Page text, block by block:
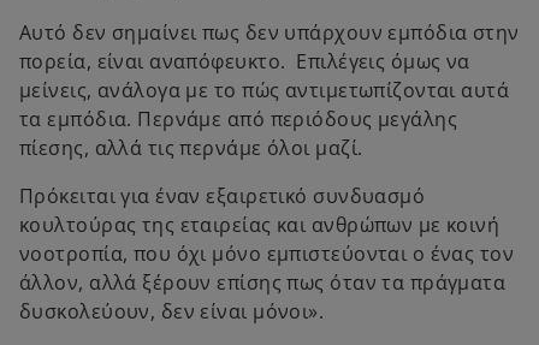
Αυτό δεν σημαίνει πως δεν υπάρχουν εμπόδια στην
πορεία, είναι αναπόφευκτο. Επιλέγεις όμως να
μείνεις, ανάλογα με το πώς αντιμετωπίζονται αυτά
τα εμπόδια. Περνάμε από περιόδους μεγάλης
πίεσης, αλλά τις περνάμε όλοι μαζί.
Πρόκειται για έναν εξαιρετικό συνδυασμό
κουλτούρας της εταιρείας και ανθρώπων με κοινή
νοοτροπία, που όχι μόνο εμπιστεύονται ο ένας τον
άλλον, αλλά ξέρουν επίσης πως όταν τα πράγματα
δυσκολεύουν, δεν είναι μόνοι».